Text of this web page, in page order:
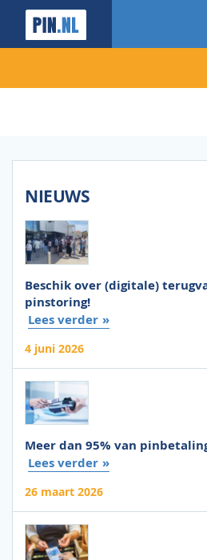
NIEUWS
Beschik over (digitale)
pinstoring!
Lees verder
4 juni 2026
Meer dan 95% van
Lees verder
26 maart 2026